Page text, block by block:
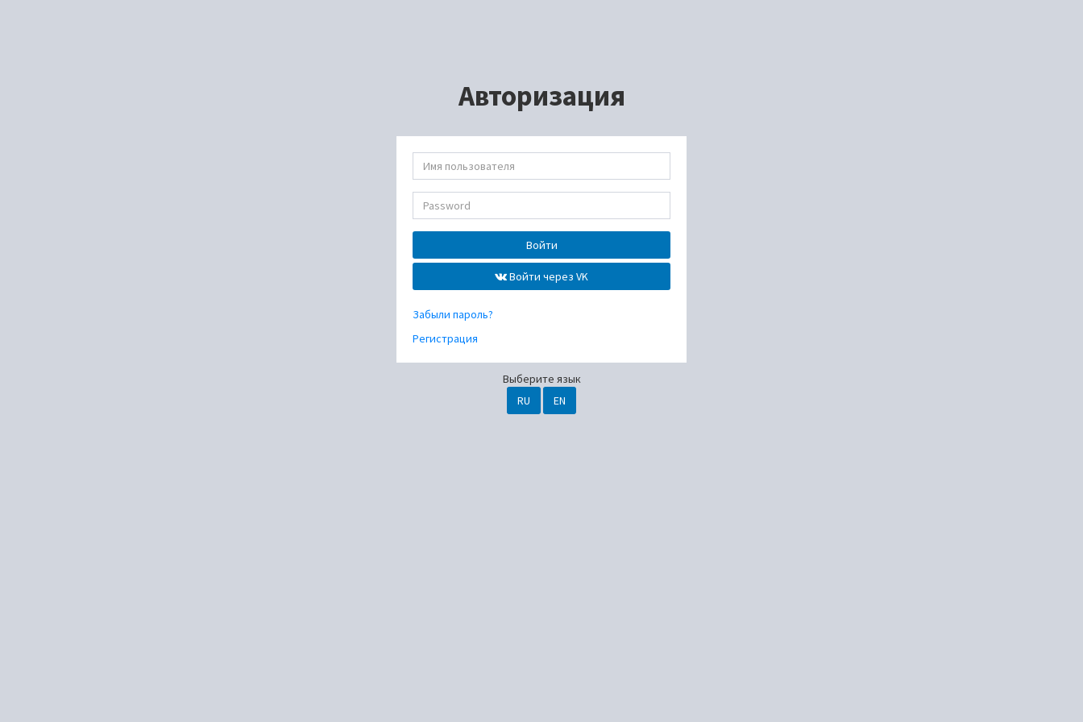
Авторизация
Войти
Войти через VK
Забыли пароль?
Регистрация
Выберите язык